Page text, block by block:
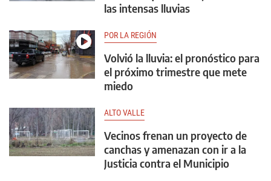
las intensas lluvias
POR LA REGIÓN
Volvió la lluvia: el pronóstico para
el próximo trimestre que mete
miedo
ALTO VALLE
Vecinos frenan un proyecto de
canchas y amenazan con ir a la
Justicia contra el Municipio